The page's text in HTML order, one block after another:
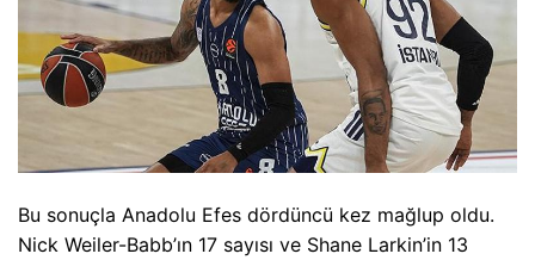
Bu sonuçla Anadolu Efes dördüncü kez mağlup oldu.
Nick Weiler-Babb’ın 17 sayısı ve Shane Larkin’in 13